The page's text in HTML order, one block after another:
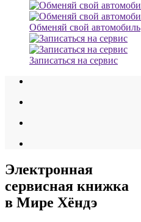
Обменяй свой автомобиль
Записаться на сервис
Электронная
сервисная книжка
в Мире Хёндэ